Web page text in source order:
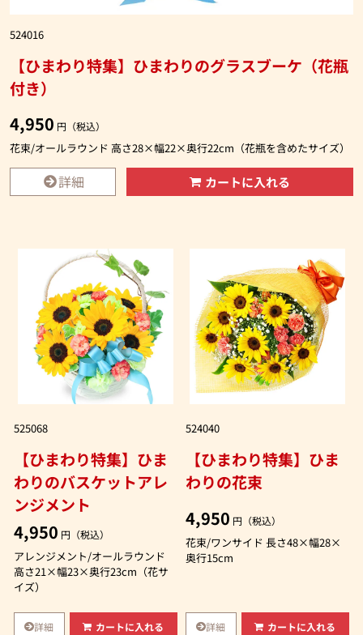
524016
【ひまわり特集】ひまわりのグラスブーケ（花瓶
付き）
4,950 円（税込）
花束/オールラウンド 高さ28×幅22×奥行22cm（花瓶を含めたサイズ）
詳細 カートに入れる
525068
【ひまわり特集】ひま
わりのバスケットアレ
ンジメント
4,950 円（税込）
アレンジメント/オールラウンド
高さ21×幅23×奥行23cm（花サ
イズ）
詳細 カートに入れる
524040
【ひまわり特集】ひま
わりの花束
4,950 円（税込）
花束/ワンサイド 長さ48×幅28×
奥行15cm
詳細 カートに入れる